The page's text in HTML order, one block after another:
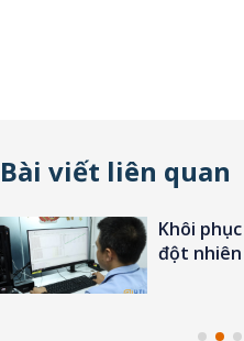
Bài viết liên quan
Khôi
đột